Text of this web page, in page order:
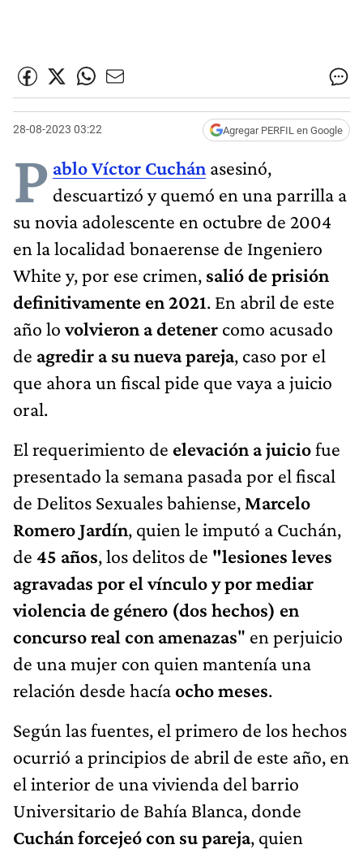
28-08-2023 03:22 Agregar PERFIL en Google
P ablo Víctor Cuchán asesinó,
descuartizó y quemó en una parrilla a
su novia adolescente en octubre de 2004
en la localidad bonaerense de Ingeniero
White y, por ese crimen, salió de prisión
definitivamente en 2021. En abril de este
año lovolvieron a detener como acusado
de agredir a su nueva pareja, caso por el
que ahora un fiscal pide que vaya a juicio
oral.
El requerimiento de elevación a juiciofue
presentado la semana pasada por el fiscal
de Delitos Sexuales bahiense, Marcelo
Romero Jardín, quien le imputó a Cuchán,
de 45 años, los delitos de "lesiones leves
agravadas por el vínculo y por mediar
violencia de género (dos hechos) en
concurso real con amenazas" en perjuicio
de una mujer con quien mantenía una
relación desde hacíaocho meses.
Según las fuentes, el primero de los hechos
ocurrió a principios de abril de este año, en
el interior de una vivienda del barrio
Universitario de Bahía Blanca, donde
Cuchán forcejeó con su pareja, quien